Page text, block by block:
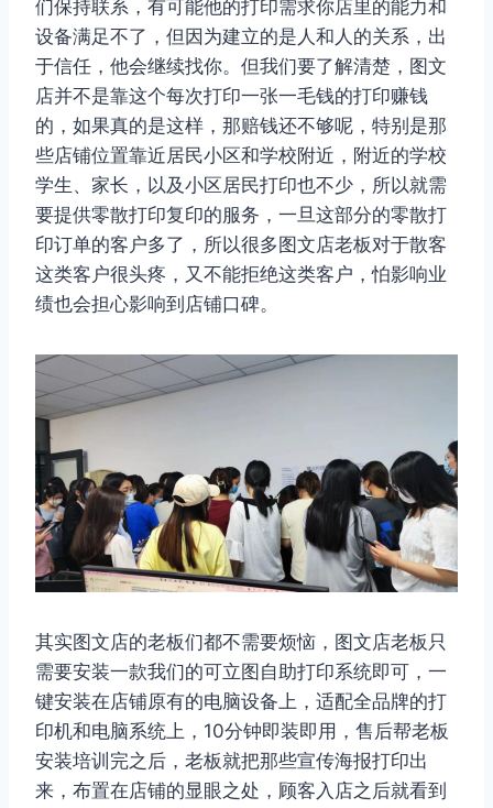
们保持联系，有可能他的打印需求你店里的能力和
设备满足不了，但因为建立的是人和人的关系，出
于信任，他会继续找你。但我们要了解清楚，图文
店并不是靠这个每次打印一张一毛钱的打印赚钱
的，如果真的是这样，那赔钱还不够呢，特别是那
些店铺位置靠近居民小区和学校附近，附近的学校
学生、家长，以及小区居民打印也不少，所以就需
要提供零散打印复印的服务，一旦这部分的零散打
印订单的客户多了，所以很多图文店老板对于散客
这类客户很头疼，又不能拒绝这类客户，怕影响业
绩也会担心影响到店铺口碑。
其实图文店的老板们都不需要烦恼，图文店老板只
需要安装一款我们的可立图自助打印系统即可，一
键安装在店铺原有的电脑设备上，适配全品牌的打
印机和电脑系统上，10分钟即装即用，售后帮老板
安装培训完之后，老板就把那些宣传海报打印出
来，布置在店铺的显眼之处，顾客入店之后就看到